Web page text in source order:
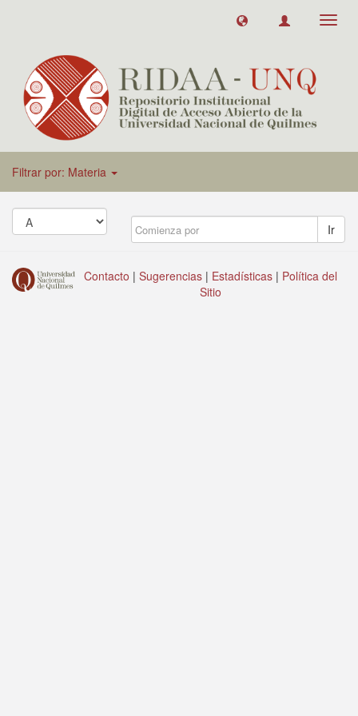
Filtrar por: Materia
Ir
Contacto | Sugerencias | Estadísticas | Política del
Sitio